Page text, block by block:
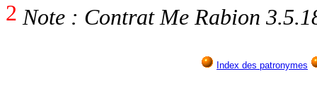
2 Note : Contrat Me Rabion
Index des patronymes